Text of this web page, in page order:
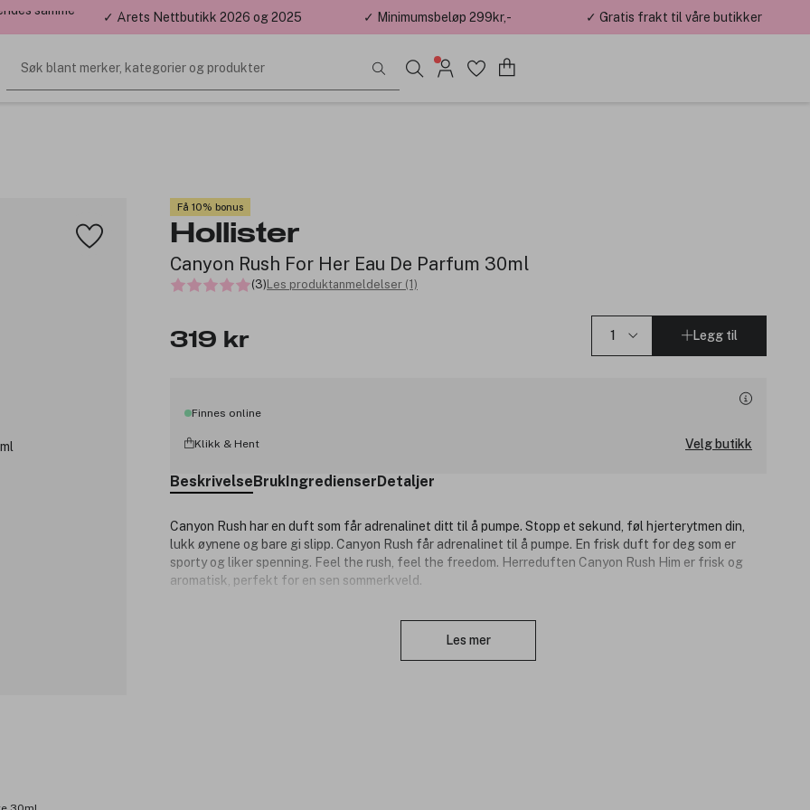
samme ✓ Årets Nettbutikk 2026 og 2025 ✓ Minimumsbeløp 299kr,- ✓ Gratis frakt til våre butikker
Søk blant merker, kategorier og produkter
Få 10% bonus
Hollister
Canyon Rush For Her Eau De Parfum 30ml
(3) Les produktanmeldelser (1)
319 kr Legg til
Finnes online
Klikk & Hent Velg butikk
BeskrivelseBrukIngredienserDetaljer
Canyon Rush har en duft som får adrenalinet ditt til å pumpe. Stopp et sekund, føl hjerterytmen din,
lukk øynene og bare gi slipp. Canyon Rush får adrenalinet til å pumpe. En frisk duft for deg som er
sporty og liker spenning. Feel the rush, feel the freedom. Herreduften Canyon Rush Him er frisk og
aromatisk, perfekt for en sen sommerkveld.
Toppnoter: Sort pepper, Fiol blader og Vannmelon.
Hjertenoter: Lavendel, Geranium Bourbon og Magnolia.
Les mer